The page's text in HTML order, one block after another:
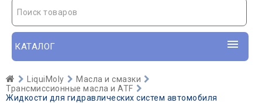
Поиск товаров
КАТАЛОГ
LiquiMoly
Масла и смазки
Трансмиссионные масла и ATF
Жидкости для гидравлических систем автомобиля